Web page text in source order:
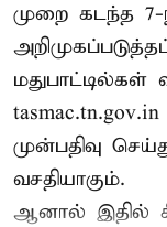
முறை கடந்த 7-
மதுபாட்டில்கள்
முன்பதிவு
வசதியாகும்.
ஆனால் இதில்